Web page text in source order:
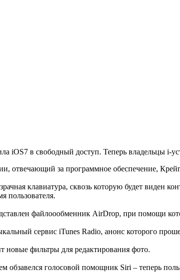
iOS7 в свободный доступ. Теперь владельцы i-
отвечающий за программное обеспечение,
клавиатура, сквозь которую будет виден
пользователя.
файлоообменник AirDrop, при помощи
сервис iTunes Radio, анонс которого
новые фильтры для редактирования фото.
обзавелся голосовой помощник Siri – теперь